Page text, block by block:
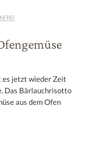
es jetzt wieder Zeit
Das Bärlauchrisotto
aus dem Ofen